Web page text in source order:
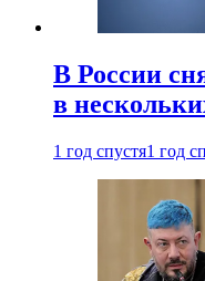
В России
в
1 год спустя1 год